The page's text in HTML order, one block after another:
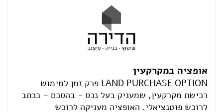
אופציה במקרקעין
LAND PURCHASE OPTION פרק זמן למימוש
רכישת מקרקעין, שמעניק בעל נכס - בהסכם - בכתב
לרוכש פוטנציאלי. האופציה מעניקה לרוכש